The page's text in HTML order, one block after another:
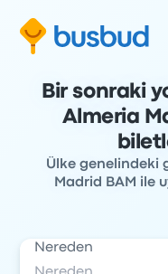
Bir sonraki
Almeria
Ülke genelindeki
Madrid BAM ile
Nereden